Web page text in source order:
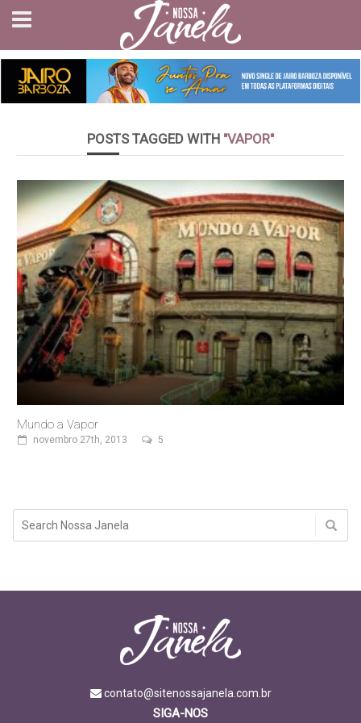
POSTS TAGGED WITH "VAPOR"
Mundo a Vapor
novembro 27th, 2013 5
contato@sitenossajanela.com.br
SIGA-NOS